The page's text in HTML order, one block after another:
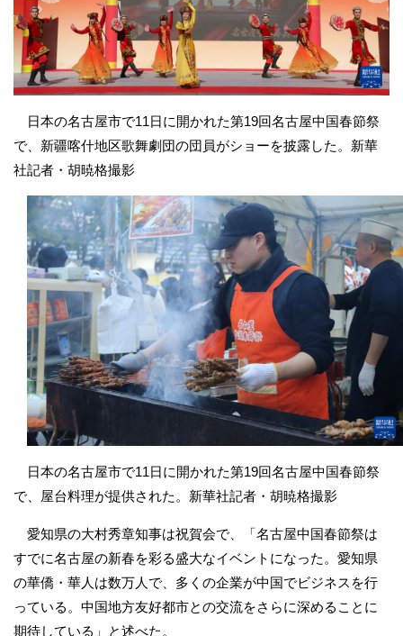
日本の名古屋市で11日に開かれた第19回名古屋中国春節祭
で、新疆喀什地区歌舞劇団の団員がショーを披露した。新華
社記者・胡暁格撮影
日本の名古屋市で11日に開かれた第19回名古屋中国春節祭
で、屋台料理が提供された。新華社記者・胡暁格撮影
愛知県の大村秀章知事は祝賀会で、「名古屋中国春節祭は
すでに名古屋の新春を彩る盛大なイベントになった。愛知県
の華僑・華人は数万人で、多くの企業が中国でビジネスを行
っている。中国地方友好都市との交流をさらに深めることに
期待している」と述べた。